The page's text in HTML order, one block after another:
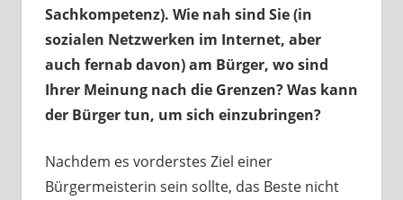
Sachkompetenz). Wie nah sind Sie (in
sozialen Netzwerken im Internet, aber
auch fernab davon) am Bürger, wo sind
Ihrer Meinung nach die Grenzen? Was kann
der Bürger tun, um sich einzubringen?
Nachdem es vorderstes Ziel einer
Bürgermeisterin sein sollte, das Beste nicht